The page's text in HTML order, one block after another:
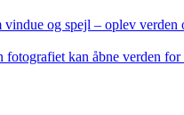
vindue og spejl – oplev verden
fotografiet kan åbne verden